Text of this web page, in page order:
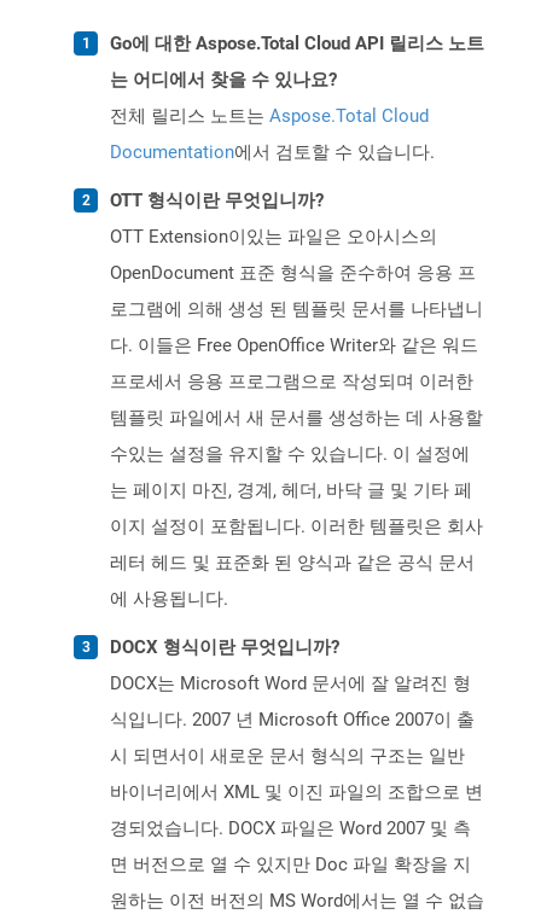
Go에 대한 Aspose.Total Cloud API 릴리스 노트
는 어디에서 찾을 수 있나요?
전체 릴리스 노트는 Aspose.Total Cloud
Documentation에서 검토할 수 있습니다.
OTT 형식이란 무엇입니까?
OTT Extension이있는 파일은 오아시스의
OpenDocument 표준 형식을 준수하여 응용 프
로그램에 의해 생성 된 템플릿 문서를 나타냅니
다. 이들은 Free OpenOffice Writer와 같은 워드
프로세서 응용 프로그램으로 작성되며 이러한
템플릿 파일에서 새 문서를 생성하는 데 사용할
수있는 설정을 유지할 수 있습니다. 이 설정에
는 페이지 마진, 경계, 헤더, 바닥 글 및 기타 페
이지 설정이 포함됩니다. 이러한 템플릿은 회사
레터 헤드 및 표준화 된 양식과 같은 공식 문서
에 사용됩니다.
DOCX 형식이란 무엇입니까?
DOCX는 Microsoft Word 문서에 잘 알려진 형
식입니다. 2007 년 Microsoft Office 2007이 출
시 되면서이 새로운 문서 형식의 구조는 일반
바이너리에서 XML 및 이진 파일의 조합으로 변
경되었습니다. DOCX 파일은 Word 2007 및 측
면 버전으로 열 수 있지만 Doc 파일 확장을 지
원하는 이전 버전의 MS Word에서는 열 수 없습